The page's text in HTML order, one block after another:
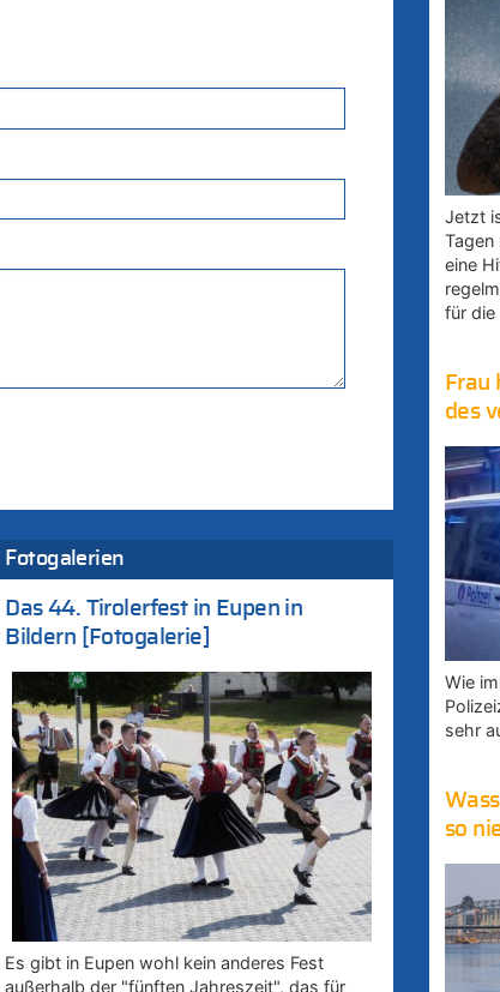
Fotogalerien
Das 44. Tirolerfest in Eupen in
Bildern [Fotogalerie]
Es gibt in Eupen wohl kein anderes Fest
außerhalb der "fünften Jahreszeit", das für
Jetzt
Tagen
eine
für die
Frau
des
Wie
sehr
so